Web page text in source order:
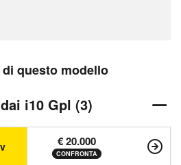
questo modello
i10 Gpl (3)
€ 20.000
CONFRONTA